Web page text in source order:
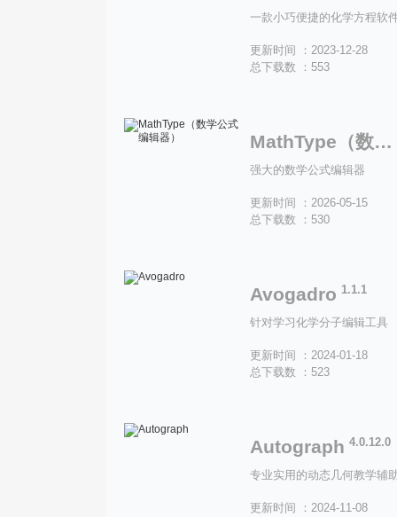
一款小巧便捷的化学方程软
更新时间 ：2023-12-28
总下载数 ：553
MathType（数学公式编辑器）
强大的数学公式编辑器
更新时间 ：2026-05-15
总下载数 ：530
Avogadro 1.1.1
针对学习化学分子编辑工具
更新时间 ：2024-01-18
总下载数 ：523
Autograph 4.0.12.0
专业实用的动态几何教学辅
更新时间 ：2024-11-08